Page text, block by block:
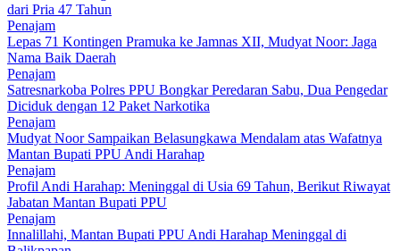
dari Pria 47 Tahun
Penajam
Lepas 71 Kontingen Pramuka ke Jamnas XII, Mudyat Noor: Jaga
Nama Baik Daerah
Penajam
Satresnarkoba Polres PPU Bongkar Peredaran Sabu, Dua Pengedar
Diciduk dengan 12 Paket Narkotika
Penajam
Mudyat Noor Sampaikan Belasungkawa Mendalam atas Wafatnya
Mantan Bupati PPU Andi Harahap
Penajam
Profil Andi Harahap: Meninggal di Usia 69 Tahun, Berikut Riwayat
Jabatan Mantan Bupati PPU
Penajam
Innalillahi, Mantan Bupati PPU Andi Harahap Meninggal di